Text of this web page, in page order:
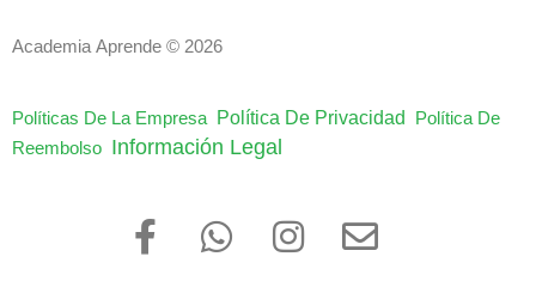
Academia Aprende © 2026
Políticas De La Empresa Política De Privacidad
Política De
Reembolso Información Legal
F
a
W
h
I
n
E
n